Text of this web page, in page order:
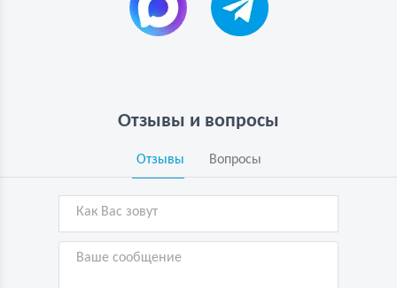
Отзывы и вопросы
Отзывы Вопросы